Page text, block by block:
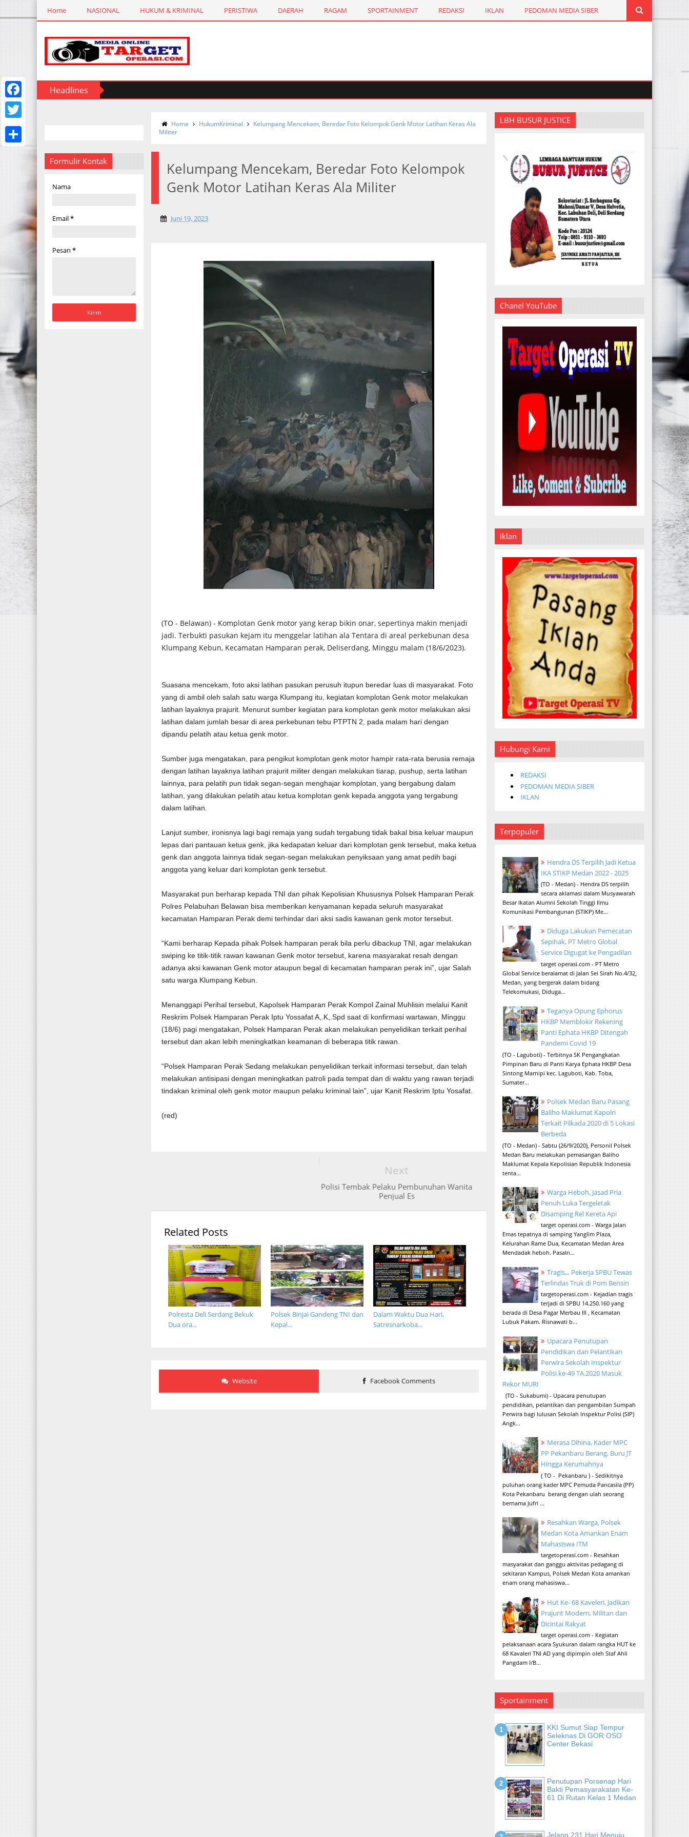
Home NASIONAL HUKUM & KRIMINAL PERISTIWA DAERAH RAGAM SPORTAINMENT REDAKSI IKLAN PEDOMAN MEDIA SIBER
Headlines
F
e
b
o
o
k
T
w
i
t
t
e
r
S
h
a
r
e
Formulir Kontak
Nama
Email*
Pesan *
Home HukumKriminal
Kelumpang Mencekam, Beredar Foto Kelompok Genk Motor Latihan Keras Ala
Militer
Kelumpang Mencekam, Beredar Foto Kelompok
Genk Motor Latihan Keras Ala Militer
Juni 19, 2023
(TO - Belawan) - Komplotan Genk motor yang kerap bikin onar, sepertinya makin menjadi
jadi. Terbukti pasukan kejam itu menggelar latihan ala Tentara di areal perkebunan desa
Klumpang Kebun, Kecamatan Hamparan perak, Deliserdang, Minggu malam (18/6/2023).
Suasana mencekam, foto aksi latihan pasukan perusuh itupun beredar luas di masyarakat. Foto
yang di ambil oleh salah satu warga Klumpang itu, kegiatan komplotan Genk motor melakukan
latihan layaknya prajurit. Menurut sumber kegiatan para komplotan genk motor melakukan aksi
latihan dalam jumlah besar di area perkebunan tebu PTPTN 2, pada malam hari dengan
dipandu pelatih atau ketua genk motor.
Sumber juga mengatakan, para pengikut komplotan genk motor hampir rata-rata berusia remaja
dengan latihan layaknya latihan prajurit militer dengan melakukan tiarap, pushup, serta latihan
lainnya, para pelatih pun tidak segan-segan menghajar komplotan, yang bergabung dalam
latihan, yang dilakukan pelatih atau ketua komplotan genk kepada anggota yang tergabung
dalam latihan.
Lanjut sumber, ironisnya lagi bagi remaja yang sudah tergabung tidak bakal bisa keluar maupun
lepas dari pantauan ketua genk, jika kedapatan keluar dari komplotan genk tersebut, maka ketua
genk dan anggota lainnya tidak segan-segan melakukan penyiksaan yang amat pedih bagi
anggota yang keluar dari komplotan genk tersebut.
Masyarakat pun berharap kepada TNI dan pihak Kepolisian Khususnya Polsek Hamparan Perak
Polres Pelabuhan Belawan bisa memberikan kenyamanan kepada seluruh masyarakat
kecamatan Hamparan Perak demi terhindar dari aksi sadis kawanan genk motor tersebut.
“Kami berharap Kepada pihak Polsek hamparan perak bila perlu dibackup TNI, agar melakukan
swiping ke titik-titik rawan kawanan Genk motor tersebut, karena masyarakat resah dengan
adanya aksi kawanan Genk motor ataupun begal di kecamatan hamparan perak ini”, ujar Salah
satu warga Klumpang Kebun.
Menanggapi Perihal tersebut, Kapolsek Hamparan Perak Kompol Zainal Muhlisin melalui Kanit
Reskrim Polsek Hamparan Perak Iptu Yossafat A,.K,.Spd saat di konfirmasi wartawan, Minggu
(18/6) pagi mengatakan, Polsek Hamparan Perak akan melakukan penyelidikan terkait perihal
tersebut dan akan lebih meningkatkan keamanan di beberapa titik rawan.
“Polsek Hamparan Perak Sedang melakukan penyelidikan terkait informasi tersebut, dan telah
melakukan antisipasi dengan meningkatkan patroli pada tempat dan di waktu yang rawan terjadi
tindakan kriminal oleh genk motor maupun pelaku kriminal lain”, ujar Kanit Reskrim Iptu Yosafat.
(red)
Next
Polisi Tembak Pelaku Pembunuhan Wanita
Penjual Es
Related Posts
Dalam Waktu Dua Hari,
Satresnarkoba...
Polsek Binjai Gandeng TNI dan
Kepal...
Polresta Deli Serdang Bekuk
Dua ora...
Website Facebook Comments
LBH BUSUR JUSTICE
Chanel YouTube
Iklan
Hubungi Kami
REDAKSI
PEDOMAN MEDIA SIBER
IKLAN
Terpopuler
Hendra DS Terpilih Jadi Ketua
IKA STIKP Medan 2022 - 2025
(TO - Medan) - Hendra DS terpilih
secara aklamasi dalam Musyawarah
Besar Ikatan Alumni Sekolah Tinggi Ilmu
Komunikasi Pembangunan (STIKP) Me...
Diduga Lakukan Pemecatan
Sepihak, PT Metro Global
Service Digugat ke Pengadilan
target operasi.com - PT Metro
Global Service beralamat di Jalan Sei Sirah No.4/32,
Medan, yang bergerak dalam bidang
Telekomukasi, Diduga...
Teganya Opung Ephorus
HKBP Memblokir Rekening
Panti Ephata HKBP Ditengah
Pandemi Covid 19
(TO - Laguboti) - Terbitnya SK Pengangkatan
Pimpinan Baru di Panti Karya Ephata HKBP Desa
Sintong Marnipi kec. Laguboti, Kab. Toba,
Sumater...
Polsek Medan Baru Pasang
Baliho Maklumat Kapolri
Terkait Pilkada 2020 di 5 Lokasi
Berbeda
(TO - Medan) - Sabtu (26/9/2020), Personil Polsek
Medan Baru melakukan pemasangan Baliho
Maklumat Kepala Kepolisian Republik Indonesia
tenta...
Warga Heboh, Jasad Pria
Penuh Luka Tergeletak
Disamping Rel Kereta Api
target operasi.com - Warga Jalan
Emas tepatnya di samping Yanglim Plaza,
Kelurahan Rame Dua, Kecamatan Medan Area
Mendadak heboh. Pasaln...
Tragis,,, Pekerja SPBU Tewas
Terlindas Truk di Pom Bensin
targetoperasi.com - Kejadian tragis
terjadi di SPBU 14.250.160 yang
berada di Desa Pagar Merbau III , Kecamatan
Lubuk Pakam. Risnawati b...
Upacara Penutupan
Pendidikan dan Pelantikan
Perwira Sekolah Inspektur
Polisi ke-49 TA.2020 Masuk
Rekor MURI
(TO - Sukabumi) - Upacara penutupan
pendidikan, pelantikan dan pengambilan Sumpah
Perwira bagi lulusan Sekolah Inspektur Polisi (SIP)
Angk...
Merasa Dihina, Kader MPC
PP Pekanbaru Berang, Buru JT
Hingga Kerumahnya
( TO - Pekanbaru ) - Sedikitnya
puluhan orang kader MPC Pemuda Pancasila (PP)
Kota Pekanbaru berang dengan ulah seorang
bernama Jufri ...
Resahkan Warga, Polsek
Medan Kota Amankan Enam
Mahasiswa ITM
targetoperasi.com - Resahkan
masyarakat dan ganggu aktivitas pedagang di
sekitaran Kampus, Polsek Medan Kota amankan
enam orang mahasiswa...
Hut Ke- 68 Kaveleri, Jadikan
Prajurit Modern, Militan dan
Dicintai Rakyat
target operasi.com - Kegiatan
pelaksanaan acara Syukuran dalam rangka HUT ke
68 Kavaleri TNI AD yang dipimpin oleh Staf Ahli
Pangdam I/B...
Sportainment
KKI Sumut Siap Tempur
Seleknas Di GOR OSO
Center Bekasi
Penutupan Porsenap Hari
Bakti Pemasyarakatan Ke-
61 Di Rutan Kelas 1 Medan
Jelang 231 Hari Menuju